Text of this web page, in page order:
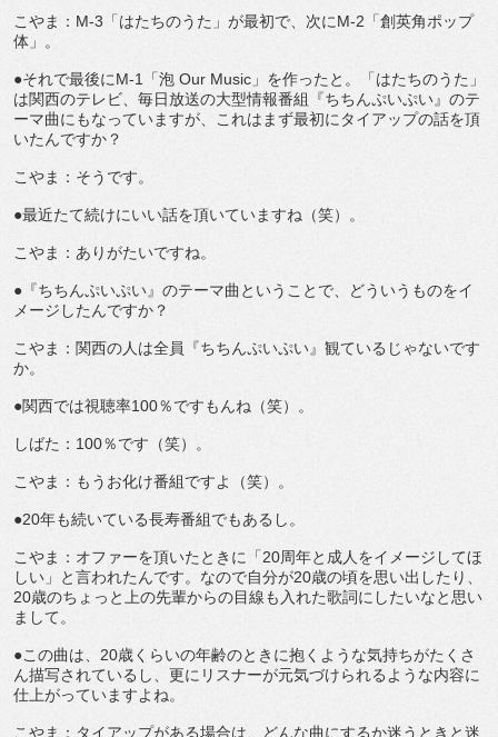
こやま：M-3「はたちのうた」が最初で、次にM-2「創英角ポップ
体」。
●それで最後にM-1「泡 Our Music」を作ったと。「はたちのうた」
は関西のテレビ、毎日放送の大型情報番組『ちちんぷいぷい』のテ
ーマ曲にもなっていますが、これはまず最初にタイアップの話を頂
いたんですか？
こやま：そうです。
●最近たて続けにいい話を頂いていますね（笑）。
こやま：ありがたいですね。
●『ちちんぷいぷい』のテーマ曲ということで、どういうものをイ
メージしたんですか？
こやま：関西の人は全員『ちちんぷいぷい』観ているじゃないです
か。
●関西では視聴率100％ですもんね（笑）。
しばた：100％です（笑）。
こやま：もうお化け番組ですよ（笑）。
●20年も続いている長寿番組でもあるし。
こやま：オファーを頂いたときに「20周年と成人をイメージしてほ
しい」と言われたんです。なので自分が20歳の頃を思い出したり、
20歳のちょっと上の先輩からの目線も入れた歌詞にしたいなと思い
まして。
●この曲は、20歳くらいの年齢のときに抱くような気持ちがたくさ
ん描写されているし、更にリスナーが元気づけられるような内容に
仕上がっていますよね。
こやま：タイアップがある場合は、どんな曲にするか迷うときと迷